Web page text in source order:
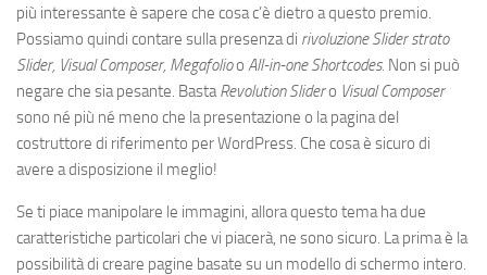
più interessante è sapere che cosa c’è dietro a questo premio.
Possiamo quindi contare sulla presenza di rivoluzione Slider strato
Slider, Visual Composer, Megafolioo All-in-one Shortcodes. Non si può
negare che sia pesante. BastaRevolution Slidero Visual Composer
sono né più né meno che la presentazione o la pagina del
costruttore di riferimento per WordPress. Che cosa è sicuro di
avere a disposizione il meglio!
Se ti piace manipolare le immagini, allora questo tema ha due
caratteristiche particolari che vi piacerà, ne sono sicuro. La prima è la
possibilità di creare pagine basate su un modello di schermo intero.